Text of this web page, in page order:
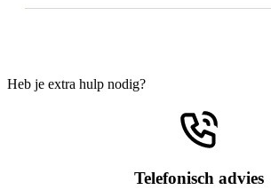
Heb je extra hulp nodig?
Telefonisch advies